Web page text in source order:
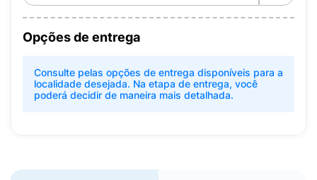
Opções de entrega
Consulte pelas opções de entrega disponíveis para a
localidade desejada. Na etapa de entrega, você
poderá decidir de maneira mais detalhada.